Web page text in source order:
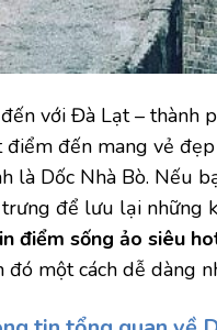
với Đà Lạt – thành
điểm đến mang vẻ
là Dốc Nhà Bò. Nếu
để lưu lại những
điểm sống ảo siêu
một cách dễ dàng